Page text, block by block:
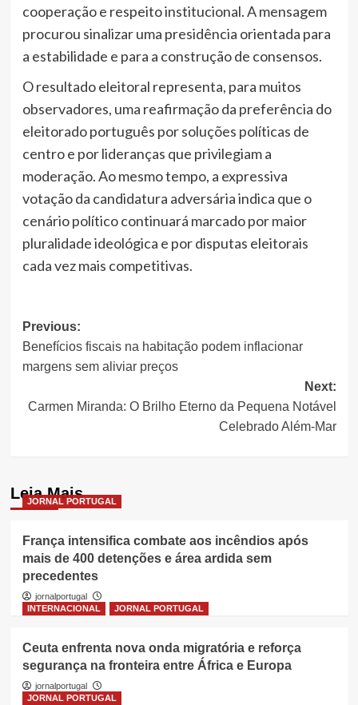
cooperação e respeito institucional. A mensagem
procurou sinalizar uma presidência orientada para
a estabilidade e para a construção de consensos.
O resultado eleitoral representa, para muitos
observadores, uma reafirmação da preferência do
eleitorado português por soluções políticas de
centro e por lideranças que privilegiam a
moderação. Ao mesmo tempo, a expressiva
votação da candidatura adversária indica que o
cenário político continuará marcado por maior
pluralidade ideológica e por disputas eleitorais
cada vez mais competitivas.
Post
navigation
Previous:
Benefícios fiscais na habitação podem inflacionar
margens sem aliviar preços
Next:
Carmen Miranda: O Brilho Eterno da Pequena Notável
Celebrado Além-Mar
Leia Mais
JORNAL PORTUGAL
França intensifica combate aos incêndios após
mais de 400 detenções e área ardida sem
precedentes
jornalportugal
INTERNACIONAL
JORNAL PORTUGAL
Ceuta enfrenta nova onda migratória e reforça
segurança na fronteira entre África e Europa
jornalportugal
JORNAL PORTUGAL